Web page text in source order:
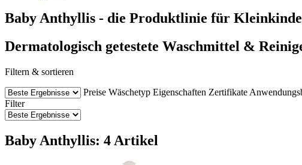
Baby Anthyllis - die Produktlinie für
Dermatologisch getestete Waschmittel &
Filtern & sortieren
Preise Wäschetyp Eigenschaften Zertifikate
Filter
Baby Anthyllis: 4 Artikel